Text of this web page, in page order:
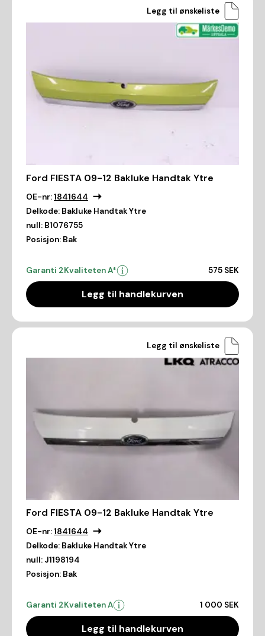
Legg til ønskeliste
Ford FIESTA 09-12 Bakluke Handtak Ytre
OE-nr:1841644
Delkode: Bakluke Handtak Ytre
null: B1076755
Posisjon: Bak
Garanti 2Kvaliteten A* 575 SEK
Legg til handlekurven
Legg til ønskeliste
Ford FIESTA 09-12 Bakluke Handtak Ytre
OE-nr:1841644
Delkode: Bakluke Handtak Ytre
null: J1198194
Posisjon: Bak
Garanti 2Kvaliteten A 1 000 SEK
Legg til handlekurven